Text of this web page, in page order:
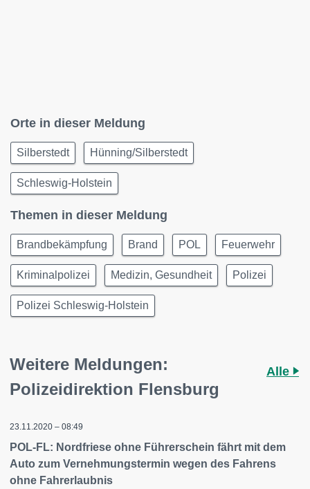
Orte in dieser Meldung
Silberstedt Hünning/Silberstedt
Schleswig-Holstein
Themen in dieser Meldung
Brandbekämpfung Brand POL Feuerwehr
Kriminalpolizei Medizin, Gesundheit Polizei
Polizei Schleswig-Holstein
Weitere Meldungen:
Polizeidirektion Flensburg
Alle
23.11.2020 – 08:49
POL-FL: Nordfriese ohne Führerschein fährt mit dem
Auto zum Vernehmungstermin wegen des Fahrens
ohne Fahrerlaubnis